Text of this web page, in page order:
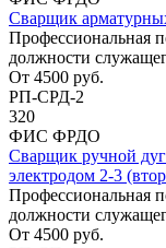
Сварщик
Профессиональная
должности
От 4500 руб.
РП-СРД-2
320
ФИС ФРДО
Сварщик ручной
электродом 2-3
Профессиональная
должности
От 4500 руб.